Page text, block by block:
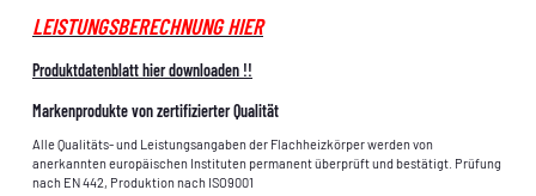
LEISTUNGSBERECHNUNG HIER
Produktdatenblatt hier downloaden !!
Markenprodukte von zertifizierter Qualität
Alle Qualitäts- und Leistungsangaben der Flachheizkörper werden von
anerkannten europäischen Instituten permanent überprüft und bestätigt. Prüfung
nach EN 442, Produktion nach ISO9001